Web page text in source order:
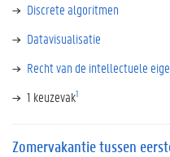
Discrete algoritmen
Datavisualisatie
Recht van de intellectuele
1 keuzevak1
Zomervakantie tussen